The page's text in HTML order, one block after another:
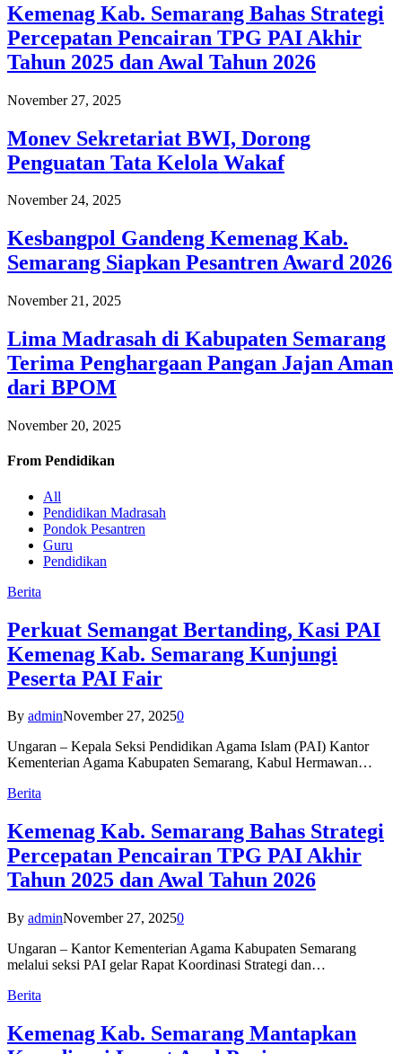
Kemenag Kab. Semarang Bahas Strategi
Percepatan Pencairan TPG PAI Akhir
Tahun 2025 dan Awal Tahun 2026
November 27, 2025
Monev Sekretariat BWI, Dorong
Penguatan Tata Kelola Wakaf
November 24, 2025
Kesbangpol Gandeng Kemenag Kab.
Semarang Siapkan Pesantren Award 2026
November 21, 2025
Lima Madrasah di Kabupaten Semarang
Terima Penghargaan Pangan Jajan Aman
dari BPOM
November 20, 2025
From Pendidikan
All
Pendidikan Madrasah
Pondok Pesantren
Guru
Pendidikan
Berita
Perkuat Semangat Bertanding, Kasi PAI
Kemenag Kab. Semarang Kunjungi
Peserta PAI Fair
By adminNovember 27, 20250
Ungaran – Kepala Seksi Pendidikan Agama Islam (PAI) Kantor
Kementerian Agama Kabupaten Semarang, Kabul Hermawan…
Berita
Kemenag Kab. Semarang Bahas Strategi
Percepatan Pencairan TPG PAI Akhir
Tahun 2025 dan Awal Tahun 2026
By adminNovember 27, 20250
Ungaran – Kantor Kementerian Agama Kabupaten Semarang
melalui seksi PAI gelar Rapat Koordinasi Strategi dan…
Berita
Kemenag Kab. Semarang Mantapkan